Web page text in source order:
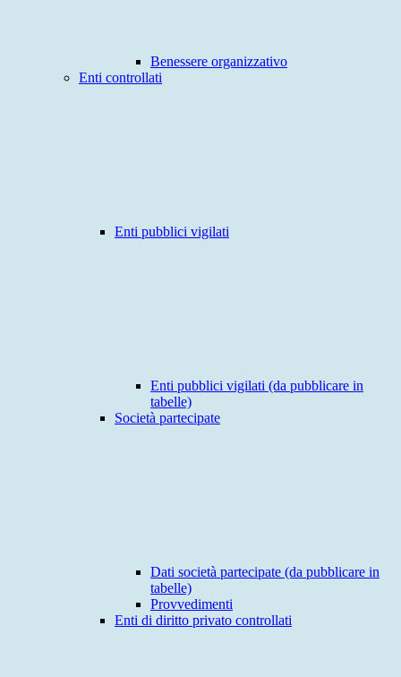
Benessere organizzativo
Enti controllati
Enti pubblici vigilati
Enti pubblici vigilati (da pubblicare in
tabelle)
Società partecipate
Dati società partecipate (da pubblicare in
tabelle)
Provvedimenti
Enti di diritto privato controllati